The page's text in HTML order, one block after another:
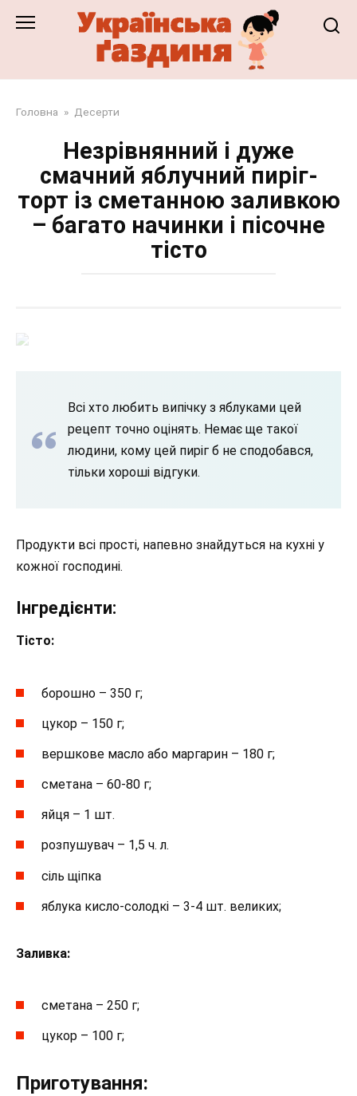
Головна » Десерти
Незрівнянний і дуже
смачний яблучний пиріг-
торт із сметанною заливкою
– багато начинки і пісочне
тісто
Всі хто любить випічку з яблуками цей
рецепт точно оцінять. Немає ще такої
людини, кому цей пиріг б не сподобався,
тільки хороші відгуки.
Продукти всі прості, напевно знайдуться на кухні у
кожної господині.
Інгредієнти:
Тісто:
борошно – 350 г;
цукор – 150 г;
вершкове масло або маргарин – 180 г;
сметана – 60-80 г;
яйця – 1 шт.
розпушувач – 1,5 ч. л.
сіль щіпка
яблука кисло-солодкі – 3-4 шт. великих;
Заливка:
сметана – 250 г;
цукор – 100 г;
Приготування: